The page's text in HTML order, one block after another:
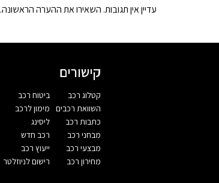
עדיין אין תגובות. השאירו את ההערה הראשונה.
קישורים
קטלוג רכב
השוואת רכבים
כתבות רכב
מבחני רכב
מבצעי רכב
מחירון רכב
ביטוח רכב
מימון לרכב
ליסינג
רכב חדש
ייעוץ רכב
רישום לניוזלטר